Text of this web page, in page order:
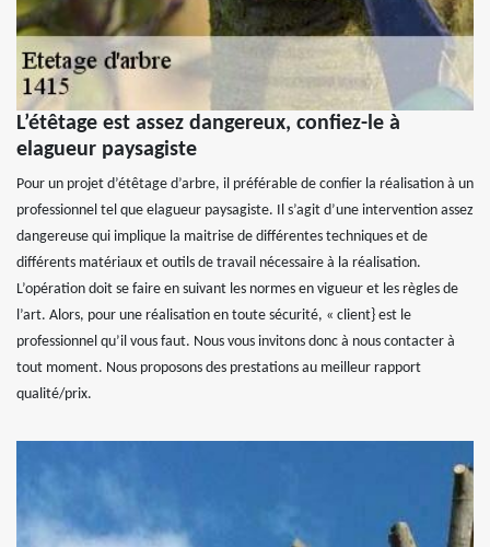
L’étêtage est assez dangereux, confiez-le à
elagueur paysagiste
Pour un projet d’étêtage d’arbre, il préférable de confier la réalisation à un
professionnel tel que elagueur paysagiste. Il s’agit d’une intervention assez
dangereuse qui implique la maitrise de différentes techniques et de
différents matériaux et outils de travail nécessaire à la réalisation.
L’opération doit se faire en suivant les normes en vigueur et les règles de
l’art. Alors, pour une réalisation en toute sécurité, « client} est le
professionnel qu’il vous faut. Nous vous invitons donc à nous contacter à
tout moment. Nous proposons des prestations au meilleur rapport
qualité/prix.